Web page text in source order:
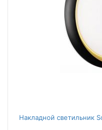
Накладной светильник